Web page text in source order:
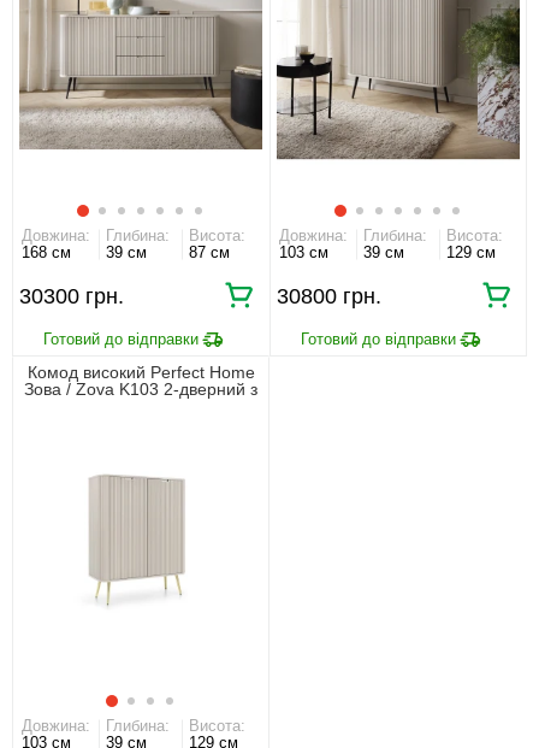
Довжина:
168 см
Глибина:
39 см
Висота:
87 см
30300 грн.
Довжина:
103 см
Глибина:
39 см
Висота:
129 см
30800 грн.
Комод високий Perfect Home
Зова / Zova K103 2-дверний з
Довжина:
103 см
Глибина:
39 см
Висота:
129 см